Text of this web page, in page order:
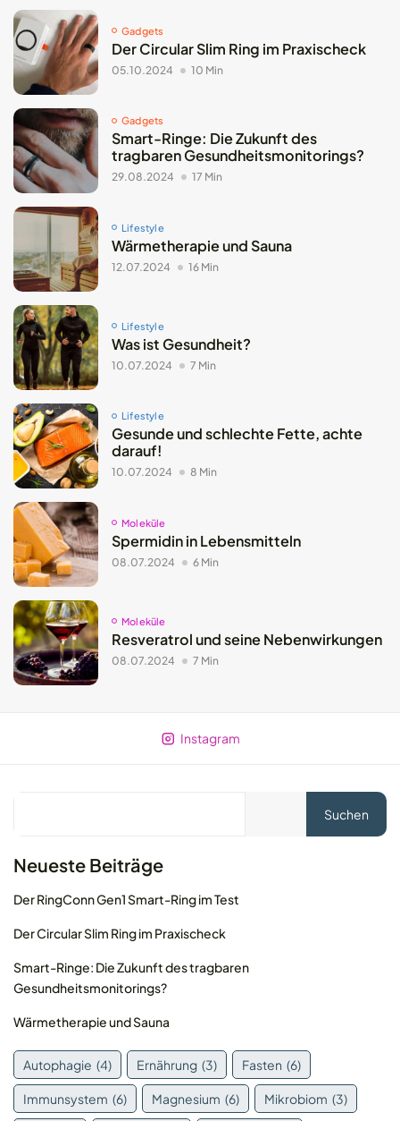
© 2026 MOLEQLAR Ltd. All rights reserved.
Gadgets
Der Circular Slim Ring im Praxischeck
05.10.2024 10 Min
Gadgets
Smart-Ringe: Die Zukunft des
tragbaren Gesundheitsmonitorings?
29.08.2024 17 Min
Lifestyle
Wärmetherapie und Sauna
12.07.2024 16 Min
Lifestyle
Was ist Gesundheit?
10.07.2024 7 Min
Lifestyle
Gesunde und schlechte Fette, achte
darauf!
10.07.2024 8 Min
Moleküle
Spermidin in Lebensmitteln
08.07.2024 6 Min
Moleküle
Resveratrol und seine Nebenwirkungen
08.07.2024 7 Min
Instagram
Suchen
Neueste Beiträge
Der RingConn Gen1 Smart-Ring im Test
Der Circular Slim Ring im Praxischeck
Smart-Ringe: Die Zukunft des tragbaren
Gesundheitsmonitorings?
Wärmetherapie und Sauna
Autophagie (4) Ernährung (3) Fasten (6)
Immunsystem (6) Magnesium (6) Mikrobiom (3)